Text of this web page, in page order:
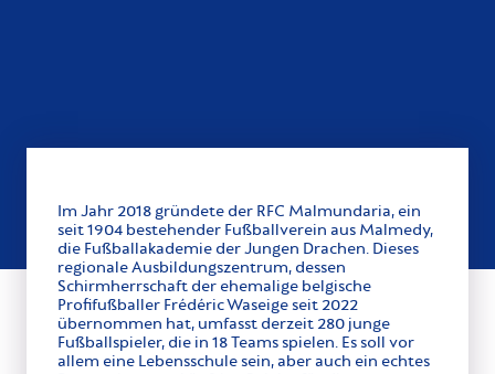
Im Jahr 2018 gründete der RFC Malmundaria, ein
seit 1904 bestehender Fußballverein aus Malmedy,
die Fußballakademie der Jungen Drachen. Dieses
regionale Ausbildungszentrum, dessen
Schirmherrschaft der ehemalige belgische
Profifußballer Frédéric Waseige seit 2022
übernommen hat, umfasst derzeit 280 junge
Fußballspieler, die in 18 Teams spielen. Es soll vor
allem eine Lebensschule sein, aber auch ein echtes